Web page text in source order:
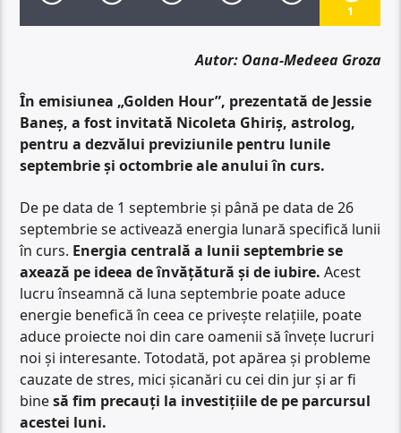
1
Autor: Oana-Medeea Groza
În emisiunea „Golden Hour”, prezentată de Jessie
Baneș, a fost invitată Nicoleta Ghiriș, astrolog,
pentru a dezvălui previziunile pentru lunile
septembrie și octombrie ale anului în curs.
De pe data de 1 septembrie și până pe data de 26
septembrie se activează energia lunară specifică lunii
în curs. Energia centrală a lunii septembrie se
axează pe ideea de învățătură și de iubire. Acest
lucru înseamnă că luna septembrie poate aduce
energie benefică în ceea ce privește relațiile, poate
aduce proiecte noi din care oamenii să învețe lucruri
noi și interesante. Totodată, pot apărea și probleme
cauzate de stres, mici șicanări cu cei din jur și ar fi
binesă fim precauți la investițiile de pe parcursul
acestei luni.